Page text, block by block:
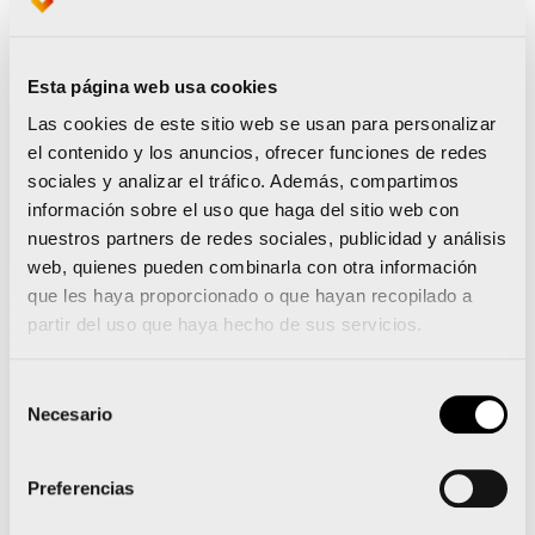
Esta página web usa cookies
Las cookies de este sitio web se usan para personalizar
el contenido y los anuncios, ofrecer funciones de redes
sociales y analizar el tráfico. Además, compartimos
información sobre el uso que haga del sitio web con
nuestros partners de redes sociales, publicidad y análisis
web, quienes pueden combinarla con otra información
que les haya proporcionado o que hayan recopilado a
partir del uso que haya hecho de sus servicios.
Necesario
Preferencias
Maratón
Por tanto el 2 de diciembre de 2018 se celebrará,
también el10K Valencia Trinidad Alfonso, la
prueba que se disputa de forma paralela, aunque
sin compartir espacio en ningún momento con el
maratón, pero sí permite a los corredores que no
han preparado el Maratón Valencia sumarse a la
meta igual en la Ciutat de les Arts y les Ciències